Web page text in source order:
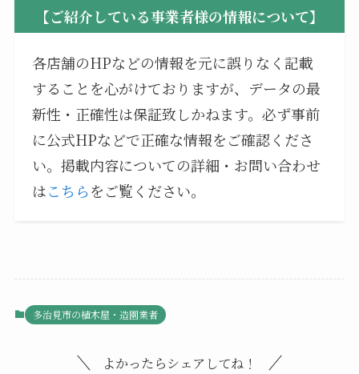
【ご紹介している事業者様の情報について】
各店舗のHPなどの情報を元に誤りなく記載
することを心がけておりますが、データの最
新性・正確性は保証致しかねます。必ず事前
に公式HPなどで正確な情報をご確認くださ
い。掲載内容についての詳細・お問い合わせ
はこちらをご覧ください。
多治見市の植木屋・造園業者
よかったらシェアしてね！